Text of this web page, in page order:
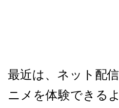
最近は、ネット配
ニメを体験できる